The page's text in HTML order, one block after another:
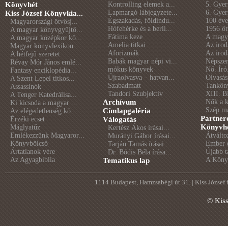
Könyvhét
Kiss József Könyvkia...
Magyarországi ötvösj...
A magyar könyvgyűjtő...
A magyar középkor kö...
Magyar könyvlexikon
A hétfejű szeretet
Révay Mór János emlé...
Fantasy enciklopédia...
A Szent Lepel titkos...
Assassinók
A Tenger Katedrálisa...
Ki kicsoda a magyar ...
Az elégedetlenség kö...
Érzéki ecset
Máglyatűz
Emlékezzünk Magyaror...
Könyvbölcső
Ártatlanok vére
Az Agyagbiblia
Kontrolling elemek a...
Lapmargó lábjegyzete...
Égszakadás, földindu...
Hófehérke és a berli...
Fátima keze
Amelia titkai
Aforizmák
Babák magyar népi vi...
mókus könyvek
Újraolvasva – hatvan...
Szabadmatt
Tandori Szubjektív
Archívum
Címlapgaléria
Válogatás
Kertész Ákos írásai...
Murányi Gábor írásai...
Tarján Tamás írásai...
Dr. Bódis Béla írása...
Tematikus lap
5.
6.
100
1956
A
Az
Az
Nő.
XIII.
Nők a
Szép
Ember
Újabb
A
1114 Budapest, Hamzsabégi út 31. | Kiss
©